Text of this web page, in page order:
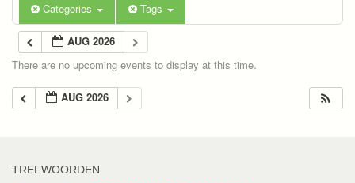
Categories Tags
AUG 2026
There are no upcoming events to display at this time.
AUG 2026
TREFWOORDEN